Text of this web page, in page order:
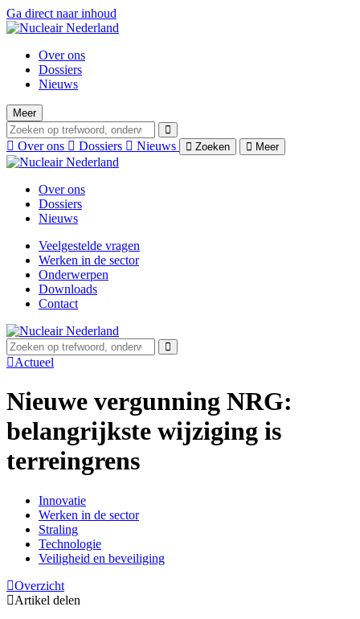
Ga direct naar inhoud
Over ons
Dossiers
Nieuws
Meer
Over ons Dossiers Nieuws Zoeken Meer
Over ons
Dossiers
Nieuws
Veelgestelde vragen
Werken in de sector
Onderwerpen
Downloads
Contact
Actueel
Nieuwe vergunning NRG:
belangrijkste wijziging is
terreingrens
Innovatie
Werken in de sector
Straling
Technologie
Veiligheid en beveiliging
Overzicht
Artikel delen